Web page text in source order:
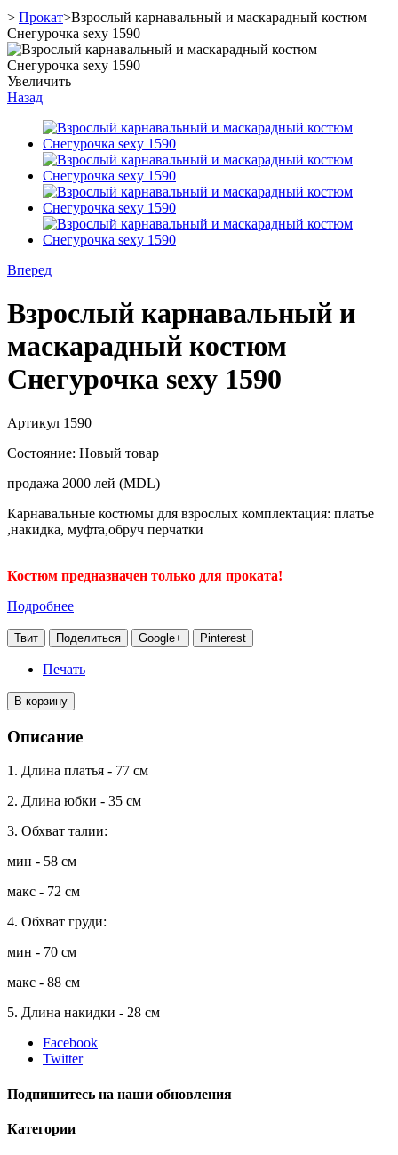
> Прокат>Взрослый карнавальный и маскарадный костюм
Снегурочка sexy 1590
Увеличить
Назад
Вперед
Взрослый карнавальный и
маскарадный костюм
Снегурочка sexy 1590
Артикул 1590
Состояние: Новый товар
продажа 2000 лей (MDL)
Карнавальные костюмы для взрослых комплектация: платье
,накидка, муфта,обруч перчатки
Костюм предназначен только для проката!
Подробнее
Твит Поделиться Google+ Pinterest
Печать
В корзину
Описание
1. Длина платья - 77 см
2. Длина юбки - 35 см
3. Обхват талии:
мин - 58 см
макс - 72 см
4. Обхват груди:
мин - 70 см
макс - 88 см
5. Длина накидки - 28 см
Facebook
Twitter
Подпишитесь на наши обновления
Категории